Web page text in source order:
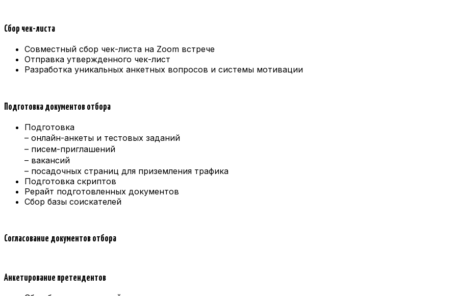
Сбор чек-листа
Совместный сбор чек-листа на Zoom встрече
Отправка утвержденного чек-лист
Разработка уникальных анкетных вопросов и системы мотивации
Подготовка документов отбора
Подготовка
– онлайн-анкеты и тестовых заданий
– писем-приглашений
– вакансий
– посадочных страниц для приземления трафика
Подготовка скриптов
Рерайт подготовленных документов
Сбор базы соискателей
Согласование документов отбора
Анкетирование претендентов